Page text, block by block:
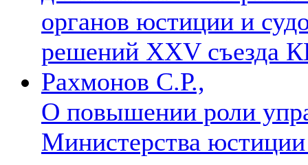
органов юстиции и
решений XXV съезда
Рахмонов С.Р.,
О повышении роли
Министерства